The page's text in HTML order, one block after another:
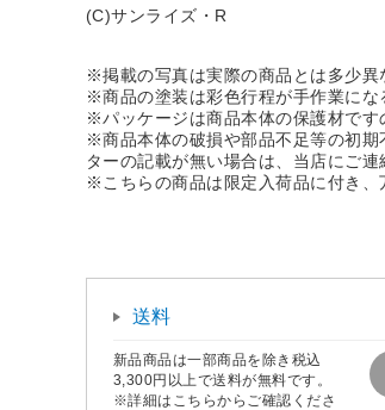
(C)サンライズ・R
※掲載の写真は実際の商品とは多少異
※商品の塗装は彩色行程が手作業にな
※パッケージは商品本体の保護材です
※商品本体の破損や部品不足等の初期
ターの記載が無い場合は、当店にご連
※こちらの商品は限定入荷品に付き、
送料
新品商品は一部商品を除き税込
3,300円以上で送料が無料です。
※詳細はこちらからご確認くださ